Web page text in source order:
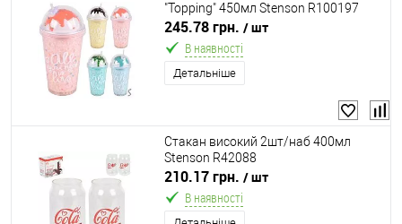
"Topping" 450мл Stenson R100197
245.78 грн. / шт
В наявності
Детальніше
Стакан високий 2шт/наб 400мл
Stenson R42088
210.17 грн. / шт
В наявності